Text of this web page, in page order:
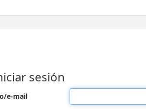
sesión
e-mail